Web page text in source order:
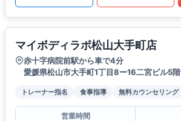
マイボディラボ松山大手町店
赤十字病院前駅から車で4分
愛媛県松山市大手町1丁目8ー16二宮ビル5階
トレーナー指名 食事指導 無料カウンセリング
営業時間